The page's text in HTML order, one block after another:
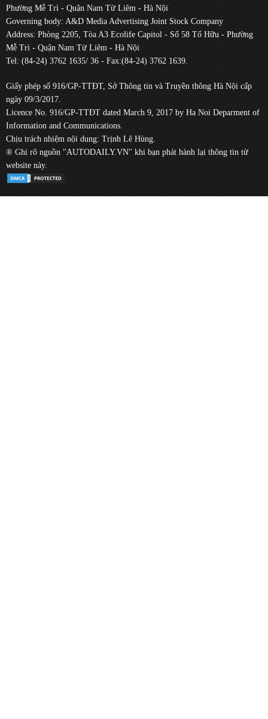
Phường Mễ Trì - Quận Nam Từ Liêm - Hà Nội
Governing body: A&D Media Advertising Joint Stock Company
Address: Phòng 2205, Tòa A3 Ecolife Capitol - Số 58 Tố Hữu - Phường
Mễ Trì - Quận Nam Từ Liêm - Hà Nội
Tel: (84-24) 3762 1635/ 36 - Fax:(84-24) 3762 1639.
Giấy phép số 916/GP-TTĐT, Sở Thông tin và Truyền thông Hà Nội cấp
ngày 09/3/2017.
Licence No. 916/GP-TTĐT dated March 9, 2017 by Ha Noi Deparment of
Information and Communications.
Chịu trách nhiệm nội dung: Trịnh Lê Hùng.
® Ghi rõ nguồn "AUTODAILY.VN" khi bạn phát hành lại thông tin từ
website này.